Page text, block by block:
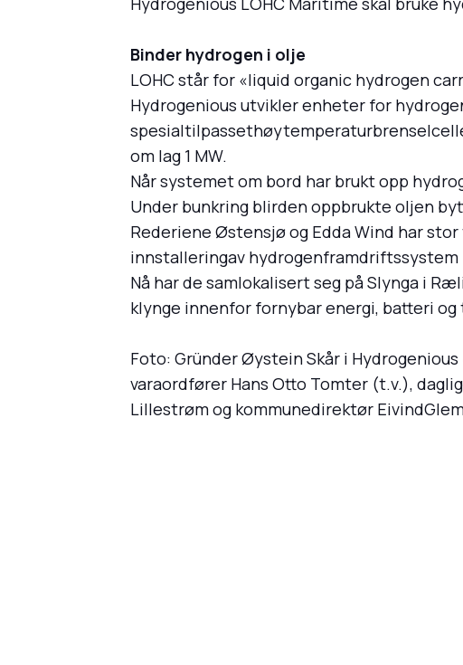
Binder hydrogen i olje
LOHC står for «liquid organic hydrogen
Hydrogenious utvikler enheter for
om lag 1 MW.
Når systemet om bord har brukt opp
Under bunkring blirden oppbrukte oljen
Rederiene Østensjø og Edda Wind har
innstalleringav
Nå har de samlokalisert seg på Slynga i
klynge innenfor fornybar energi, batteri og
Foto: Gründer Øystein Skår i
varaordfører Hans Otto Tomter (t.v.),
Lillestrøm og kommunedirektør